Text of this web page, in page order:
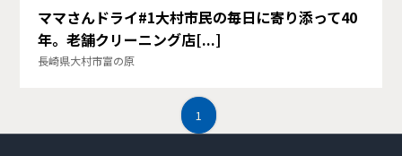
ママさんドライ#1大村市民の毎日に寄り添って40
年。老舗クリーニング店[...]
長崎県大村市富の原
1